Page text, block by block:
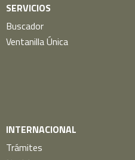
SERVICIOS
Buscador
Ventanilla Única
INTERNACIONAL
Trámites